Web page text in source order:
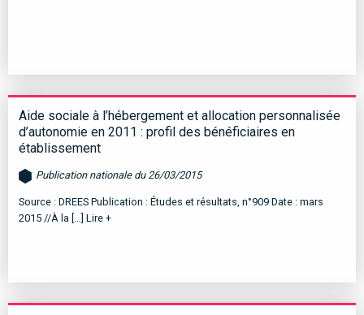
Aide sociale à l’hébergement et allocation personnalisée
d’autonomie en 2011 : profil des bénéficiaires en
établissement
Publication nationale du 26/03/2015
Source : DREES Publication : Études et résultats, n°909 Date : mars
2015 //À la […] Lire +